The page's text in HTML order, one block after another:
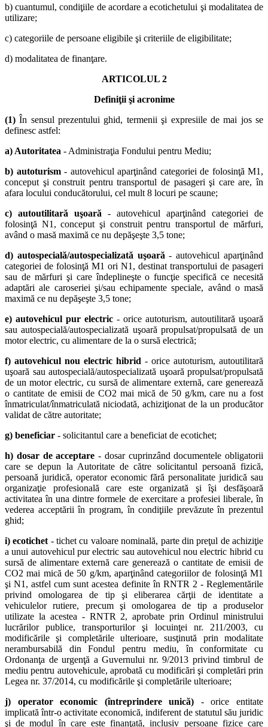
b) cuantumul, condiţiile de acordare a ecotichetului şi modalitatea de
utilizare;
c) categoriile de persoane eligibile şi criteriile de eligibilitate;
d) modalitatea de finanţare.
ARTICOLUL 2
Definiţii şi acronime
(1) În sensul prezentului ghid, termenii şi expresiile de mai jos se
definesc astfel:
a) Autoritatea - Administraţia Fondului pentru Mediu;
b) autoturism- autovehicul aparţinând categoriei de folosinţă M1,
conceput şi construit pentru transportul de pasageri şi care are, în
afara locului conducătorului, cel mult 8 locuri pe scaune;
c) autoutilitară uşoară - autovehicul aparţinând categoriei de
folosinţă N1, conceput şi construit pentru transportul de mărfuri,
având o masă maximă ce nu depăşeşte 3,5 tone;
d) autospecială/autospecializată uşoară - autovehicul aparţinând
categoriei de folosinţă M1 ori N1, destinat transportului de pasageri
sau de mărfuri şi care îndeplineşte o funcţie specifică ce necesită
adaptări ale caroseriei şi/sau echipamente speciale, având o masă
maximă ce nu depăşeşte 3,5 tone;
e) autovehicul pur electric - orice autoturism, autoutilitară uşoară
sau autospecială/autospecializată uşoară propulsat/propulsată de un
motor electric, cu alimentare de la o sursă electrică;
f) autovehicul nou electric hibrid - orice autoturism, autoutilitară
uşoară sau autospecială/autospecializată uşoară propulsat/propulsată
de un motor electric, cu sursă de alimentare externă, care generează
o cantitate de emisii de CO2 mai mică de 50 g/km, care nu a fost
înmatriculat/înmatriculată niciodată, achiziţionat de la un producător
validat de către autoritate;
g) beneficiar - solicitantul care a beneficiat de ecotichet;
h) dosar de acceptare - dosar cuprinzând documentele obligatorii
care se depun la Autoritate de către solicitantul persoană fizică,
persoană juridică, operator economic fără personalitate juridică sau
organizaţie profesională care este organizată şi îşi desfăşoară
activitatea în una dintre formele de exercitare a profesiei liberale, în
vederea acceptării în program, în condiţiile prevăzute în prezentul
ghid;
i) ecotichet - tichet cu valoare nominală, parte din preţul de achiziţie
a unui autovehicul pur electric sau autovehicul nou electric hibrid cu
sursă de alimentare externă care generează o cantitate de emisii de
CO2 mai mică de 50 g/km, aparţinând categoriilor de folosinţă M1
şi N1, astfel cum sunt acestea definite în RNTR 2 - Reglementările
privind omologarea de tip şi eliberarea cărţii de identitate a
vehiculelor rutiere, precum şi omologarea de tip a produselor
utilizate la acestea - RNTR 2, aprobate prin Ordinul ministrului
lucrărilor publice, transporturilor şi locuinţei nr. 211/2003, cu
modificările şi completările ulterioare, susţinută prin modalitate
nerambursabilă din Fondul pentru mediu, în conformitate cu
Ordonanţa de urgenţă a Guvernului nr. 9/2013 privind timbrul de
mediu pentru autovehicule, aprobată cu modificări şi completări prin
Legea nr. 37/2014, cu modificările şi completările ulterioare;
j) operator economic (întreprindere unică) - orice entitate
implicată într-o activitate economică, indiferent de statutul său juridic
şi de modul în care este finanţată, inclusiv persoane fizice care